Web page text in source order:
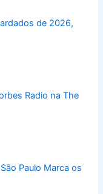
de 2026,
Radio na The
Paulo Marca os